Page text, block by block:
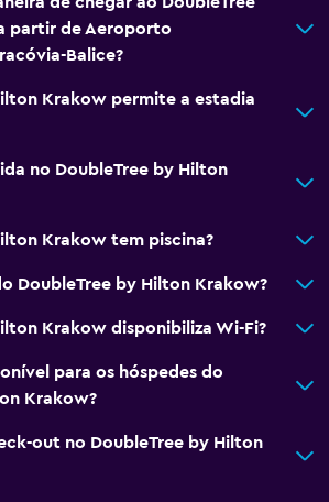
quarto
partir de Aeroporto
Balice?
Krakow permite a estadia
no DoubleTree by Hilton
Krakow tem piscina?
DoubleTree by Hilton Krakow?
Krakow disponibiliza Wi-Fi?
para os hóspedes do
Krakow?
out no DoubleTree by Hilton